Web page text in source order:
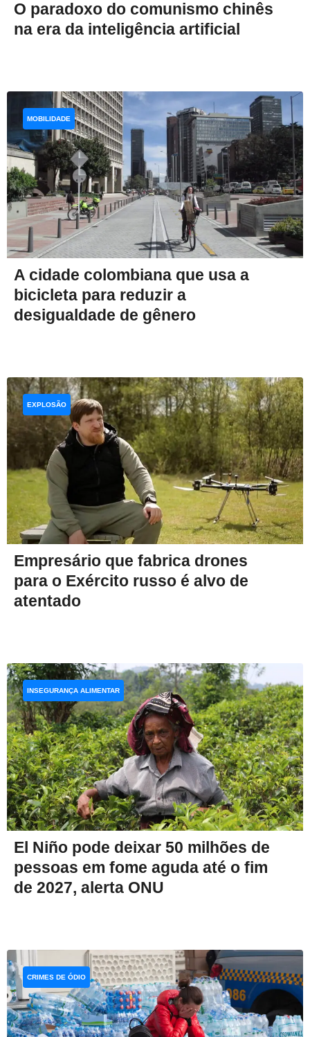
O paradoxo do comunismo chinês
na era da inteligência artificial
A cidade colombiana que usa a
bicicleta para reduzir a
desigualdade de gênero
MOBILIDADE
Empresário que fabrica drones
para o Exército russo é alvo de
atentado
EXPLOSÃO
El Niño pode deixar 50 milhões de
pessoas em fome aguda até o fim
de 2027, alerta ONU
INSEGURANÇA ALIMENTAR
CRIMES DE ÓDIO